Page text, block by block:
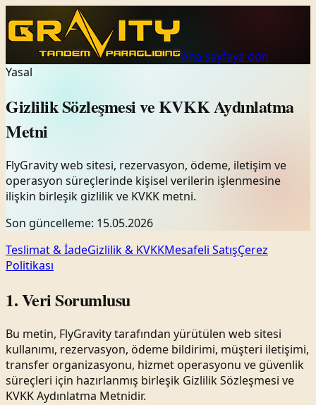
Ana sayfaya dön
Yasal
Gizlilik Sözleşmesi ve KVKK Aydınlatma
Metni
FlyGravity web sitesi, rezervasyon, ödeme, iletişim ve
operasyon süreçlerinde kişisel verilerin işlenmesine
ilişkin birleşik gizlilik ve KVKK metni.
Son güncelleme: 15.05.2026
Teslimat & İadeGizlilik & KVKKMesafeli SatışÇerez
Politikası
1. Veri Sorumlusu
Bu metin, FlyGravity tarafından yürütülen web sitesi
kullanımı, rezervasyon, ödeme bildirimi, müşteri iletişimi,
transfer organizasyonu, hizmet operasyonu ve güvenlik
süreçleri için hazırlanmış birleşik Gizlilik Sözleşmesi ve
KVKK Aydınlatma Metnidir.